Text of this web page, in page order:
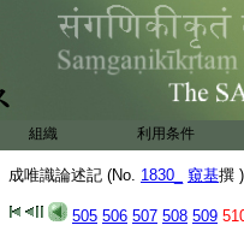
組織 利用条件
成唯識論述記 (No. 1830_ 窺基撰
505 506 507 508 509
T1830_.43.0509c19:即不唯士夫
T1830_.43.0509c20: 假作具所辨
T1830_.43.0509c21:士夫力所辨
T1830_.43.0509c22:
因法爲作
論。五者
T1830_.43.0509c24:除上四果
T1830_.43.0509c25:論。瑜伽
T1830_.43.0509c26:次依處得果
T1830_.43.0509c27:伽第五。及
T1830_.43.0509c28: 乃至廣説